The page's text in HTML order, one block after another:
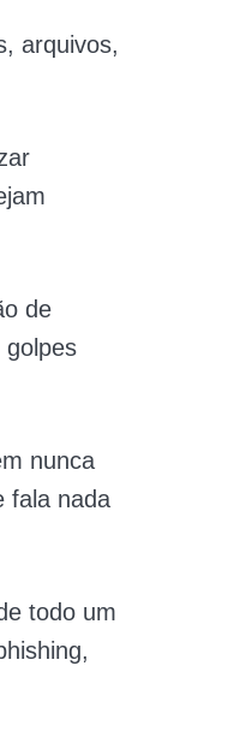
arquivos,
de
golpes
nunca
fala nada
todo um